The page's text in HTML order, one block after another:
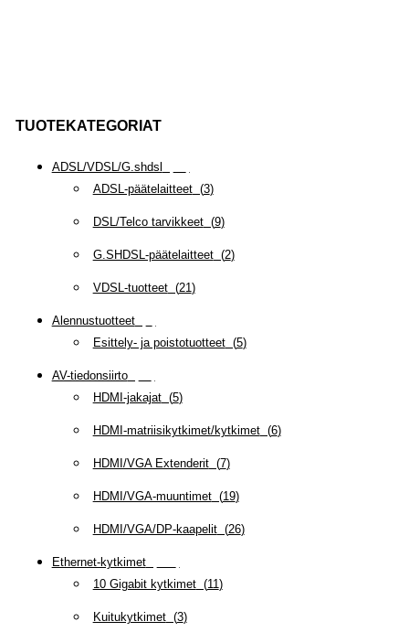
TUOTEKATEGORIAT
ADSL/VDSL/G.shdsl
ADSL-päätelaitteet(3)
DSL/Telco tarvikkeet(9)
G.SHDSL-päätelaitteet(2)
VDSL-tuotteet(21)
Alennustuotteet(
Esittely- ja poistotuotteet(5)
AV-tiedonsiirto(
HDMI-jakajat(5)
HDMI-matriisikytkimet/kytkimet(6)
HDMI/VGA Extenderit(7)
HDMI/VGA-muuntimet(19)
HDMI/VGA/DP-kaapelit(26)
Ethernet-kytkimet(
10 Gigabit kytkimet(11)
Kuitukytkimet(3)